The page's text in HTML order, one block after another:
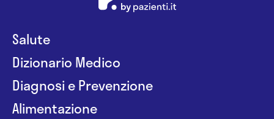
Salute
Dizionario Medico
Diagnosi e Prevenzione
Alimentazione